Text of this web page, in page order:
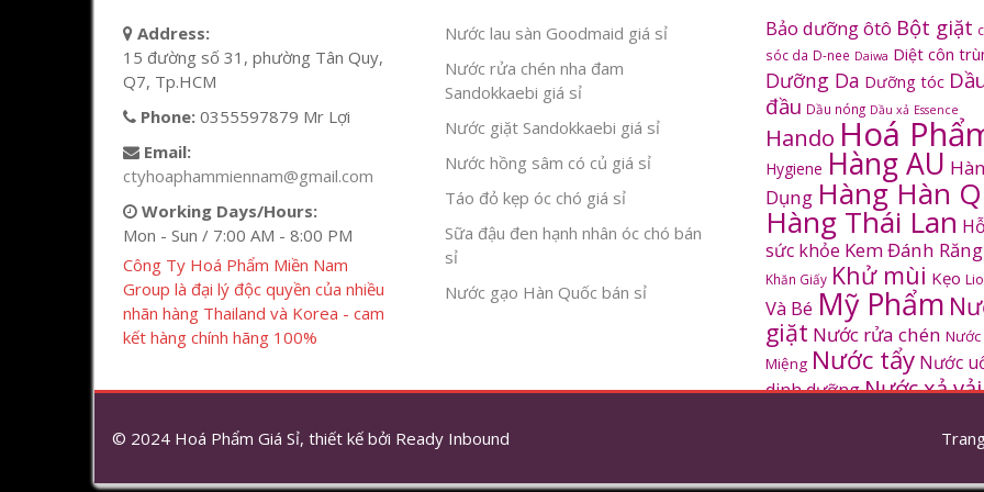
Address:
15 đường số 31, phường Tân Quy,
Q7, Tp.HCM
Phone: 0355597879 Mr Lợi
Email:
ctyhoaphammiennam@gmail.com
Working Days/Hours:
Mon - Sun / 7:00 AM - 8:00 PM
Công Ty Hoá Phẩm Miền Nam
Group là đại lý độc quyền của nhiều
nhãn hàng Thailand và Korea - cam
kết hàng chính hãng 100%
Nước lau sàn Goodmaid giá sỉ
Nước rửa chén nha đam
Sandokkaebi giá sỉ
Nước giặt Sandokkaebi giá sỉ
Nước hồng sâm có củ giá sỉ
Táo đỏ kẹp óc chó giá sỉ
Sữa đậu đen hạnh nhân óc chó bán
sỉ
Nước gạo Hàn Quốc bán sỉ
Bảo dưỡng ôtô Bột giặt
sóc da D-nee Daiwa Diệt côn
Dưỡng Da Dưỡng tóc
đầu Dầu nóng Dầu xả Essence
Hando Hoá
Hygiene Hàng AU
Dụng Hàng Hàn
Hàng Thái Lan
sức khỏe Kem Đánh Răng
Khăn Giấy Khử mùi Kẹo
Và Bé Mỹ Phẩm
giặt Nước rửa chén Nước
Miệng Nước tẩy Nước
dinh dưỡngNước xả vải
Sâm Hàn Quốc
© 2024 Hoá Phẩm Giá Sỉ, thiết kế bởi Ready Inbound